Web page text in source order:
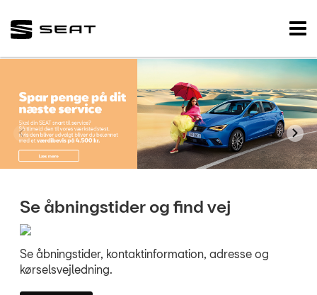
BRUGTE BILER
VÆRKSTED
NYHEDER
Se åbningstider og find vej
Se åbningstider, kontaktinformation, adresse og
kørselsvejledning.